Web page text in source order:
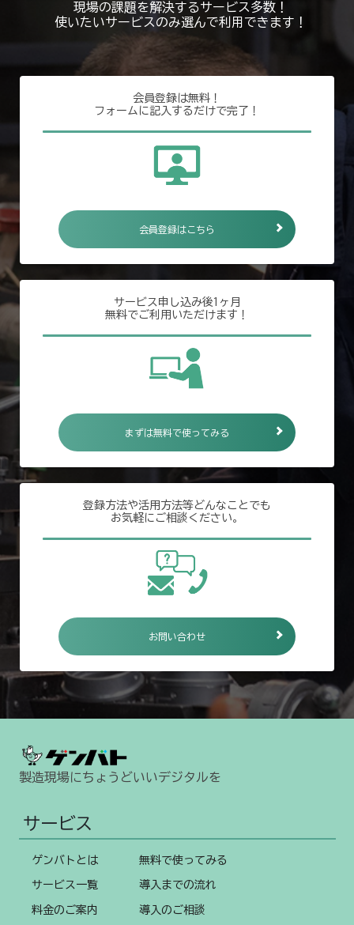
現場の課題を解決するサービス多数！
使いたいサービスのみ選んで利用できます！
会員登録は無料！
フォームに記入するだけで完了！
会員登録はこちら
サービス申し込み後1ヶ月
無料でご利用いただけます！
まずは無料で使ってみる
登録方法や活用方法等どんなことでも
お気軽にご相談ください。
お問い合わせ
製造現場にちょうどいいデジタルを
サービス
ゲンバトとは
サービス一覧
料金のご案内
無料で使ってみる
導入までの流れ
導入のご相談